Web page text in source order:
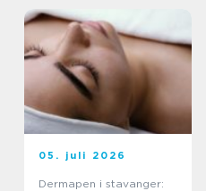
05. juli 2026
Dermapen i stavanger: